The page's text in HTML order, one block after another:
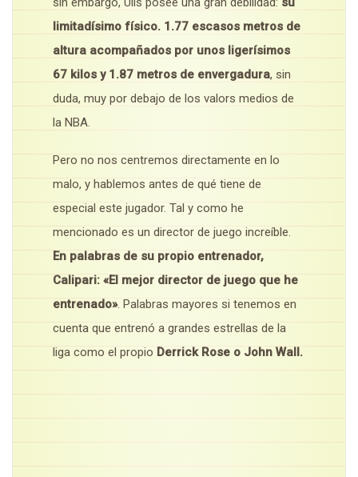
limitadísimo físico. 1.77 escasos metros de
altura acompañados por unos ligerísimos
67 kilos y 1.87 metros de envergadura, sin
duda, muy por debajo de los valors medios de
la NBA.
Pero no nos centremos directamente en lo
malo, y hablemos antes de qué tiene de
especial este jugador. Tal y como he
mencionado es un director de juego increíble.
En palabras de su propio entrenador,
Calipari: «El mejor director de juego que he
entrenado». Palabras mayores si tenemos en
cuenta que entrenó a grandes estrellas de la
liga como el propio Derrick Rose o John Wall.